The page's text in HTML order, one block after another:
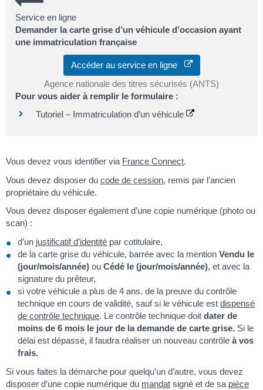
Service en ligne
Demander la carte grise d’un véhicule d’occasion ayant
une immatriculation française
Accéder au service en ligne
Agence nationale des titres sécurisés (ANTS)
Pour vous aider à remplir le formulaire :
Tutoriel – Immatriculation d’un véhicule
Vous devez vous identifier via France Connect.
Vous devez disposer du code de cession, remis par l’ancien
propriétaire du véhicule.
Vous devez disposer également d’une copie numérique (photo ou
scan) :
d’un justificatif d’identité par cotitulaire,
de la carte grise du véhicule, barrée avec la mention Vendu le
(jour/mois/année) ou Cédé le (jour/mois/année), et avec la
signature du prêteur,
si votre véhicule a plus de 4 ans, de la preuve du contrôle
technique en cours de validité, sauf si le véhicule est dispensé
de contrôle technique. Le contrôle technique doit dater de
moins de 6 mois le jour de la demande de carte grise. Si le
délai est dépassé, il faudra réaliser un nouveau contrôle à vos
frais.
Si vous faites la démarche pour quelqu’un d’autre, vous devez
disposer d’une copie numérique du mandat signé et de sa pièce